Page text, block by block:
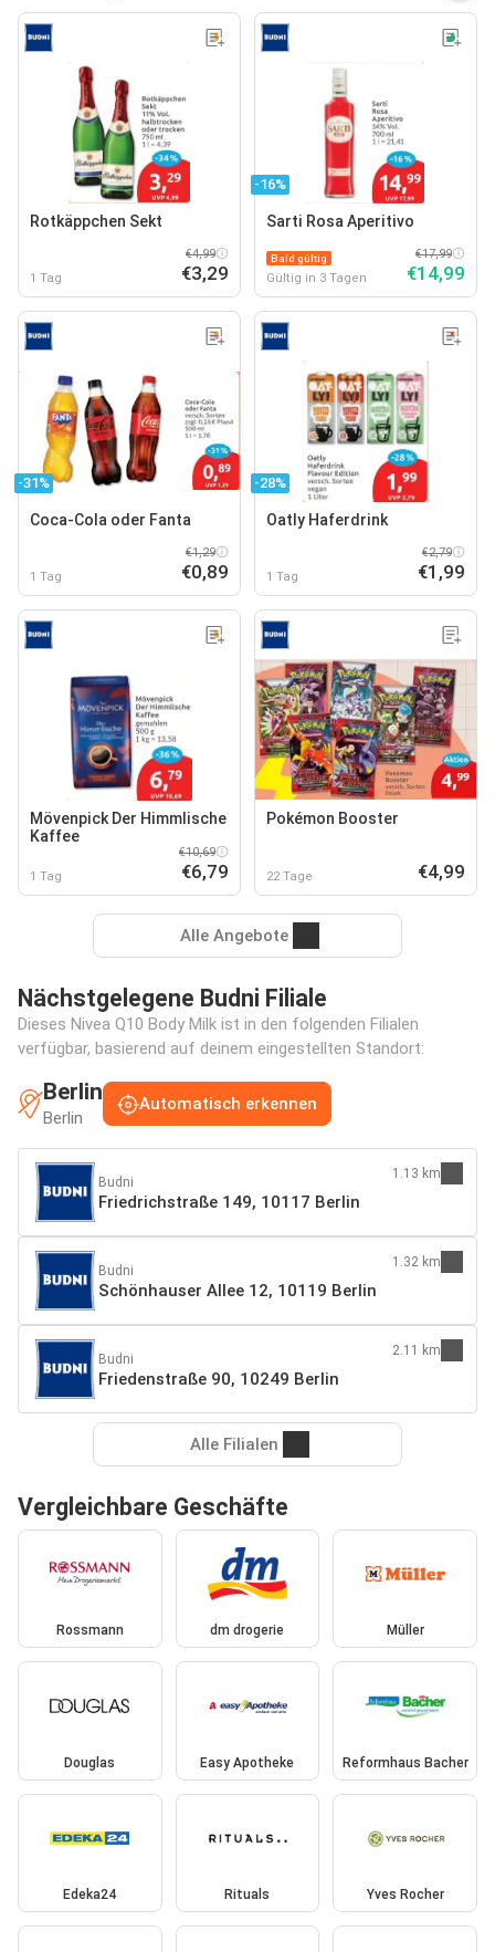
Rotkäppchen Sekt
1 Tag
€4,99
€3,29
-16%
Sarti Rosa Aperitivo
Bald gültig
Gültig in 3 Tagen
€17,99
€14,99
-31%
Coca-Cola oder Fanta
1 Tag
€1,29
€0,89
-28%
Oatly Haferdrink
1 Tag
€2,79
€1,99
Mövenpick Der Himmlische
Kaffee
1 Tag
€10,69
€6,79
Pokémon Booster
22 Tage €4,99
Alle Angebote
Nächstgelegene Budni Filiale
Dieses Nivea Q10 Body Milk ist in den folgenden Filialen
verfügbar, basierend auf deinem eingestellten Standort:
Berlin
Berlin
Automatisch erkennen
Budni
Friedrichstraße 149, 10117 Berlin
1.13 km
Budni
Schönhauser Allee 12, 10119 Berlin
1.32 km
Budni
Friedenstraße 90, 10249 Berlin
2.11 km
Alle Filialen
Vergleichbare Geschäfte
Rossmann dm drogerie Müller
Douglas Easy Apotheke Reformhaus Bacher
Edeka24 Rituals Yves Rocher